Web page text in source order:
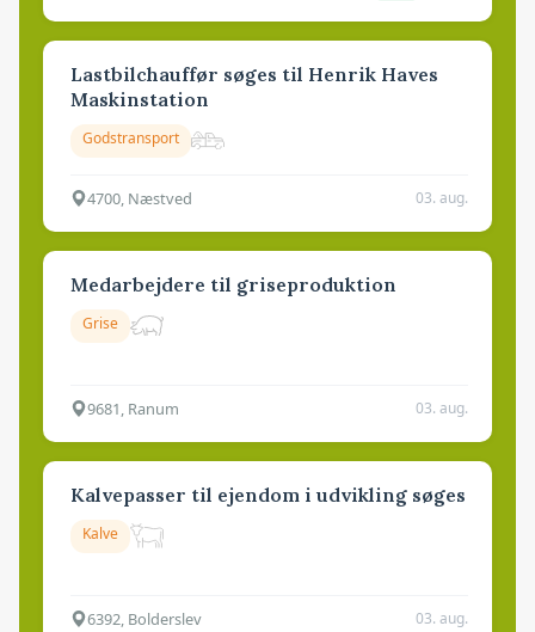
Lastbilchauffør søges til Henrik Haves
Maskinstation
Godstransport
4700, Næstved 03. aug.
Medarbejdere til griseproduktion
Grise
9681, Ranum 03. aug.
Kalvepasser til ejendom i udvikling søges
Kalve
6392, Bolderslev 03. aug.